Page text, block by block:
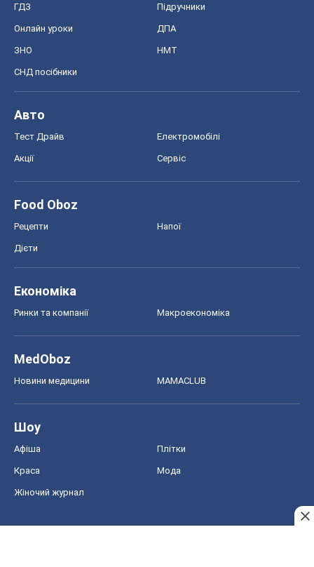
ГДЗ Підручники
Онлайн уроки ДПА
ЗНО НМТ
СНД посібники
Авто
Тест Драйв Електромобілі
Акції Сервіс
Food Oboz
Рецепти Напої
Дієти
Економіка
Ринки та компанії Макроекономіка
MedOboz
Новини медицини MAMACLUB
Шоу
Афіша Плітки
Краса Мода
Жіночий журнал